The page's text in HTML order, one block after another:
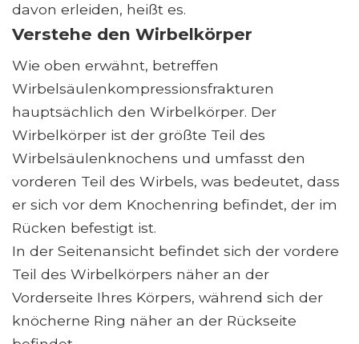
davon erleiden, heißt es.
Verstehe den Wirbelkörper
Wie oben erwähnt, betreffen
Wirbelsäulenkompressionsfrakturen
hauptsächlich den Wirbelkörper. Der
Wirbelkörper ist der größte Teil des
Wirbelsäulenknochens und umfasst den
vorderen Teil des Wirbels, was bedeutet, dass
er sich vor dem Knochenring befindet, der im
Rücken befestigt ist.
In der Seitenansicht befindet sich der vordere
Teil des Wirbelkörpers näher an der
Vorderseite Ihres Körpers, während sich der
knöcherne Ring näher an der Rückseite